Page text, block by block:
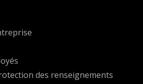
des renseignements